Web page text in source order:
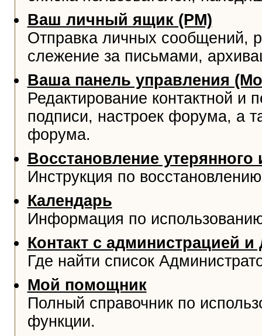
Ваш личный ящик (PM)
Отправка личных сообщений,
слежение за письмами,
Ваша панель управления
Редактирование контактной
подписи, настроек форума, а
форума.
Восстановление
Инструкция по
Календарь
Информация по
Контакт с администрацией
Где найти список
Мой помощник
Полный справочник по
функции.